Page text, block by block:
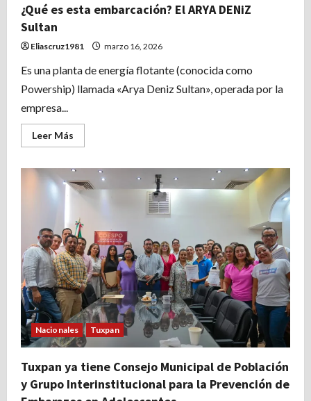
¿Qué es esta embarcación? El ARYA DENiZ
Sultan
Eliascruz1981 marzo 16, 2026
Es una planta de energía flotante (conocida como
Powership) llamada «Arya Deniz Sultan», operada por la
empresa...
Leer Más
más
¿Qué
es
esta
ARYA
DENiZ
Sultan
Nacionales Tuxpan
Tuxpan ya tiene Consejo Municipal de Población
y Grupo Interinstitucional para la Prevención de